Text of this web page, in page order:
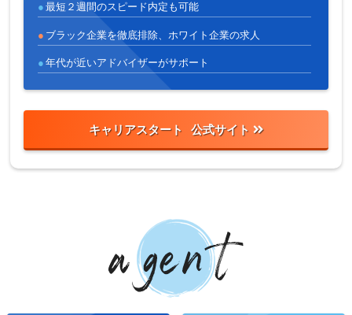
最短２週間のスピード内定も可能
ブラック企業を徹底排除、ホワイト企業の求人
年代が近いアドバイザーがサポート
キャリアスタート